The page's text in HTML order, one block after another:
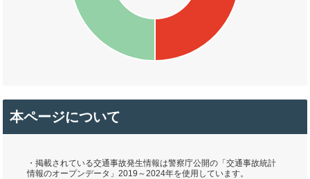
本ページについて
・掲載されている交通事故発生情報は警察庁公開の「交通事故統計
情報のオープンデータ」2019～2024年を使用しています。